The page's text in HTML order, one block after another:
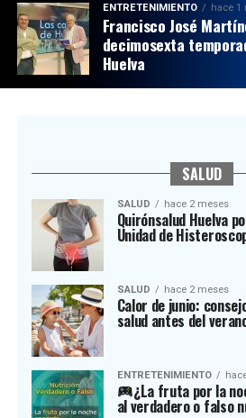
ENTRETENIMIENTO hace 1
Francisco José
decimosexta
Huelva
SALUD
SALUD hace 2 meses
Quirónsalud Huelva
Unidad de
SALUD hace 2 meses
Calor de junio:
salud antes del
ENTRETENIMIENTO
¿La fruta por la
al verdadero o falso